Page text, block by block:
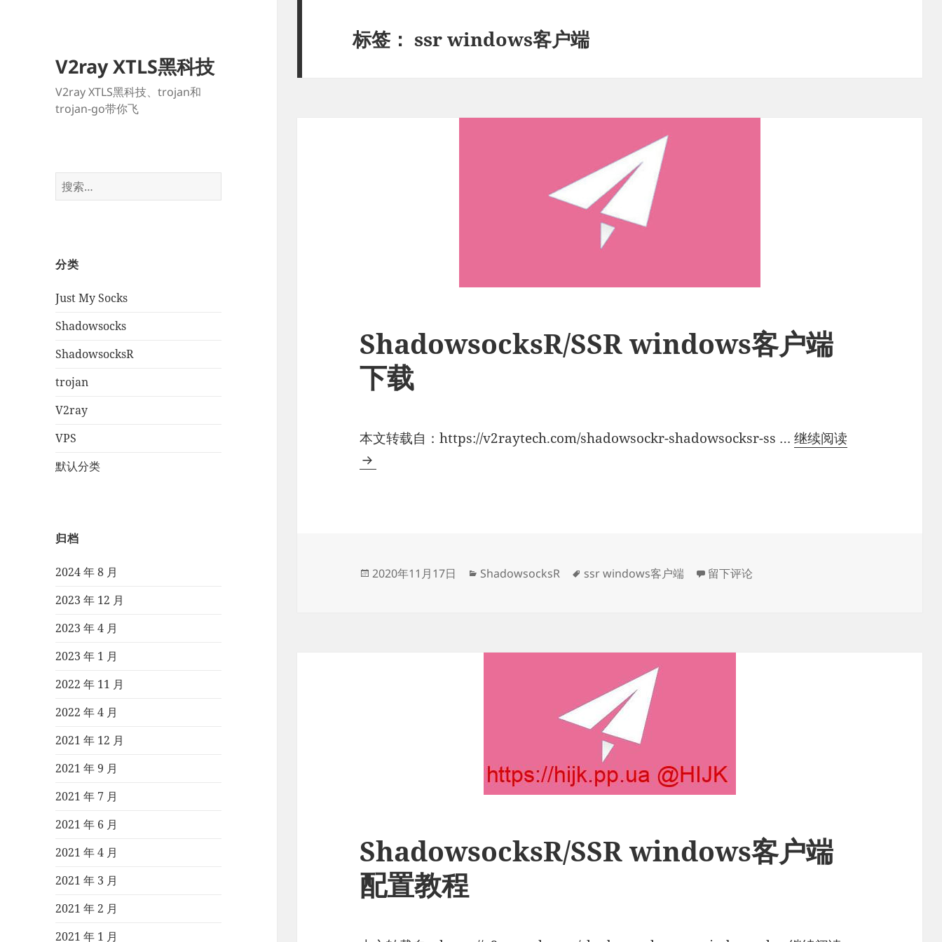
V2ray XTLS黑科技
V2ray XTLS黑科技、trojan和
trojan-go带你飞
搜
索：
分类
Just My Socks
Shadowsocks
ShadowsocksR
trojan
V2ray
VPS
默认分类
归档
2024 年 8 月
2023 年 12 月
2023 年 4 月
2023 年 1 月
2022 年 11 月
2022 年 4 月
2021 年 12 月
2021 年 9 月
2021 年 7 月
2021 年 6 月
2021 年 4 月
2021 年 3 月
2021 年 2 月
2021 年 1 月
标签： ssr windows客户端
ShadowsocksR/SSR windows客户端
下载
本文转载自：https://v2raytech.com/shadowsockr-shadowsocksr-ss … 继续阅读
发
2020年11月17日
分
ShadowsocksR
标
ssr windows客户端 于ShadowsocksR/SSR windows客户端下载
留下评论
ShadowsocksR/SSR windows客户端
配置教程